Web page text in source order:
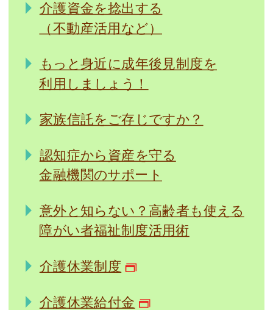
介護資金を捻出する
（不動産活用など）
もっと身近に成年後見制度を
利用しましょう！
家族信託をご存じですか？
認知症から資産を守る
金融機関のサポート
意外と知らない？高齢者も使える
障がい者福祉制度活用術
介護休業制度
介護休業給付金